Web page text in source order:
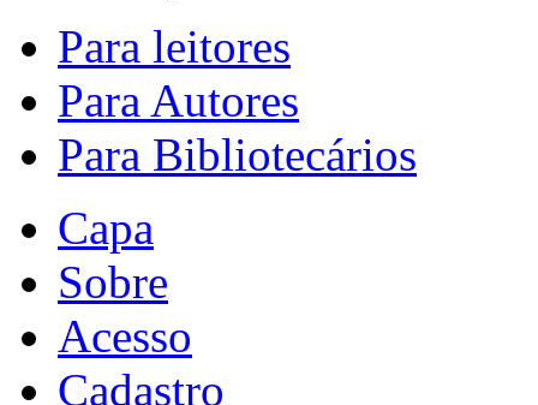
Para leitores
Para Autores
Para Bibliotecários
Capa
Sobre
Acesso
Cadastro